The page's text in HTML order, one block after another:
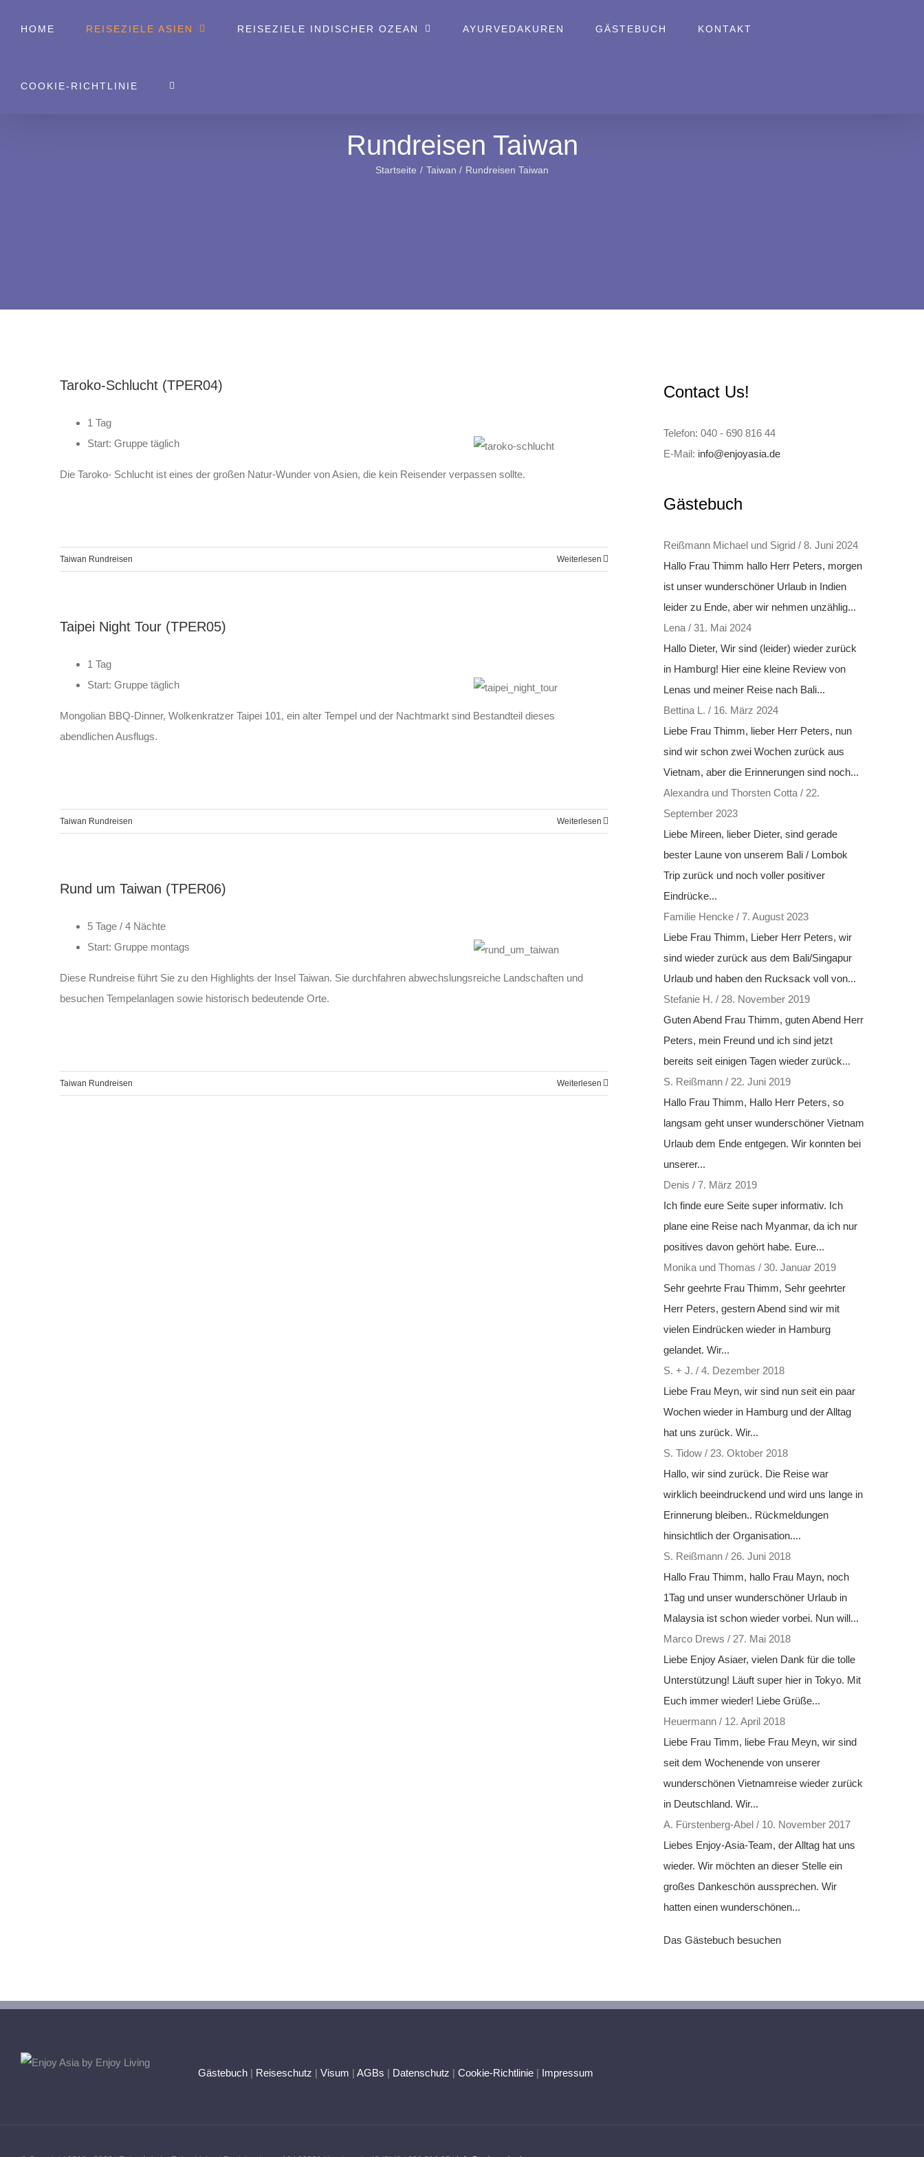
InhaltHOME REISEZIELE ASIEN REISEZIELE INDISCHER OZEAN AYURVEDAKUREN GÄSTEBUCH KONTAKT
COOKIE-RICHTLINIE
Rundreisen Taiwan
Startseite Taiwan Rundreisen Taiwan
Taroko-Schlucht (TPER04)
1 Tag
Start: Gruppe täglich
Die Taroko- Schlucht ist eines der großen Natur-Wunder von Asien, die kein Reisender verpassen sollte.
Taiwan Rundreisen Weiterlesen
Taipei Night Tour (TPER05)
1 Tag
Start: Gruppe täglich
Mongolian BBQ-Dinner, Wolkenkratzer Taipei 101, ein alter Tempel und der Nachtmarkt sind Bestandteil dieses
abendlichen Ausflugs.
Taiwan Rundreisen Weiterlesen
Rund um Taiwan (TPER06)
5 Tage / 4 Nächte
Start: Gruppe montags
Diese Rundreise führt Sie zu den Highlights der Insel Taiwan. Sie durchfahren abwechslungsreiche Landschaften und
besuchen Tempelanlagen sowie historisch bedeutende Orte.
Taiwan Rundreisen Weiterlesen
Contact Us!
Telefon: 040 - 690 816 44
E-Mail: info@enjoyasia.de
Gästebuch
Reißmann Michael und Sigrid/ 8. Juni 2024
Hallo Frau Thimm hallo Herr Peters, morgen
ist unser wunderschöner Urlaub in Indien
leider zu Ende, aber wir nehmen unzählig...
Lena/ 31. Mai 2024
Hallo Dieter, Wir sind (leider) wieder zurück
in Hamburg! Hier eine kleine Review von
Lenas und meiner Reise nach Bali...
Bettina L. / 16. März 2024
Liebe Frau Thimm, lieber Herr Peters, nun
sind wir schon zwei Wochen zurück aus
Vietnam, aber die Erinnerungen sind noch...
Alexandra und Thorsten Cotta/ 22.
September 2023
Liebe Mireen, lieber Dieter, sind gerade
bester Laune von unserem Bali / Lombok
Trip zurück und noch voller positiver
Eindrücke...
Familie Hencke/ 7. August 2023
Liebe Frau Thimm, Lieber Herr Peters, wir
sind wieder zurück aus dem Bali/Singapur
Urlaub und haben den Rucksack voll von...
Stefanie H. / 28. November 2019
Guten Abend Frau Thimm, guten Abend Herr
Peters, mein Freund und ich sind jetzt
bereits seit einigen Tagen wieder zurück...
S. Reißmann/ 22. Juni 2019
Hallo Frau Thimm, Hallo Herr Peters, so
langsam geht unser wunderschöner Vietnam
Urlaub dem Ende entgegen. Wir konnten bei
unserer...
Denis / 7. März 2019
Ich finde eure Seite super informativ. Ich
plane eine Reise nach Myanmar, da ich nur
positives davon gehört habe. Eure...
Monika und Thomas / 30. Januar 2019
Sehr geehrte Frau Thimm, Sehr geehrter
Herr Peters, gestern Abend sind wir mit
vielen Eindrücken wieder in Hamburg
gelandet. Wir...
S. + J. / 4. Dezember 2018
Liebe Frau Meyn, wir sind nun seit ein paar
Wochen wieder in Hamburg und der Alltag
hat uns zurück. Wir...
S. Tidow/ 23. Oktober 2018
Hallo, wir sind zurück. Die Reise war
wirklich beeindruckend und wird uns lange in
Erinnerung bleiben.. Rückmeldungen
hinsichtlich der Organisation....
S. Reißmann/ 26. Juni 2018
Hallo Frau Thimm, hallo Frau Mayn, noch
1Tag und unser wunderschöner Urlaub in
Malaysia ist schon wieder vorbei. Nun will...
Marco Drews / 27. Mai 2018
Liebe Enjoy Asiaer, vielen Dank für die tolle
Unterstützung! Läuft super hier in Tokyo. Mit
Euch immer wieder! Liebe Grüße...
Heuermann/ 12. April 2018
Liebe Frau Timm, liebe Frau Meyn, wir sind
seit dem Wochenende von unserer
wunderschönen Vietnamreise wieder zurück
in Deutschland. Wir...
A. Fürstenberg-Abel/ 10. November 2017
Liebes Enjoy-Asia-Team, der Alltag hat uns
wieder. Wir möchten an dieser Stelle ein
großes Dankeschön aussprechen. Wir
hatten einen wunderschönen...
Das Gästebuch besuchen
Gästebuch | Reiseschutz | Visum | AGBs | Datenschutz | Cookie-Richtlinie | Impressum